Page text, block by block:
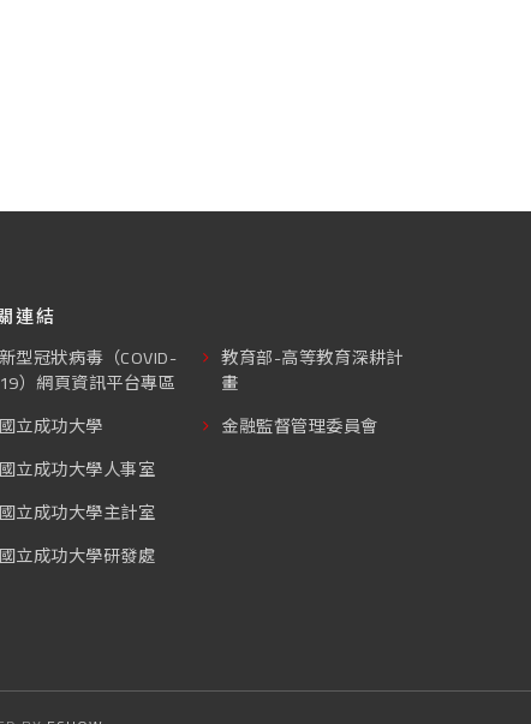
連結
新型冠狀病毒（COVID-
19）網頁資訊平台專區
國立成功大學
國立成功大學人事室
國立成功大學主計室
國立成功大學研發處
教育部-高等教育深耕計
畫
金融監督管理委員會